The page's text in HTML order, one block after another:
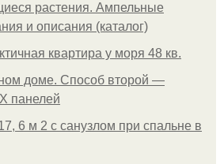
растения. Ампельные
и описания (каталог)
квартира у моря 48 кв.
доме. Способ второй —
панелей
6 м 2 с санузлом при спальне в